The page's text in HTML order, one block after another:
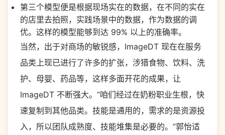
第三个模型便是根据现场实在的数据，在不同的实在
的店里去拍照，实践场景中的数据，作为数据的调
优。这样的模型能够到达 99% 以上的准确率。
当然，出于对商场的敏锐感，ImageDT 现在在服务
品类上现已进行了许多的扩张，涉猎食物、饮料、洗
护、母婴、药品等，这样多面开花的成果，让
ImageDT 不断强大。“咱们经过在奶粉职业生根，快
速复制到其他品类。技能是通用的，需求的是资源投
入，所以团队成熟度、技能堆集是必要的。”郭怡适